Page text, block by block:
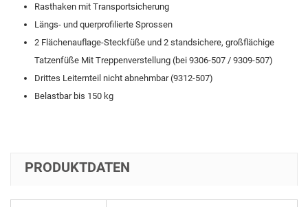
Rasthaken mit Transportsicherung
Längs- und querprofilierte Sprossen
2 Flächenauflage-Steckfüße und 2 standsichere, großflächige
Tatzenfüße Mit Treppenverstellung (bei 9306-507 / 9309-507)
Drittes Leiternteil nicht abnehmbar (9312-507)
Belastbar bis 150 kg
PRODUKTDATEN